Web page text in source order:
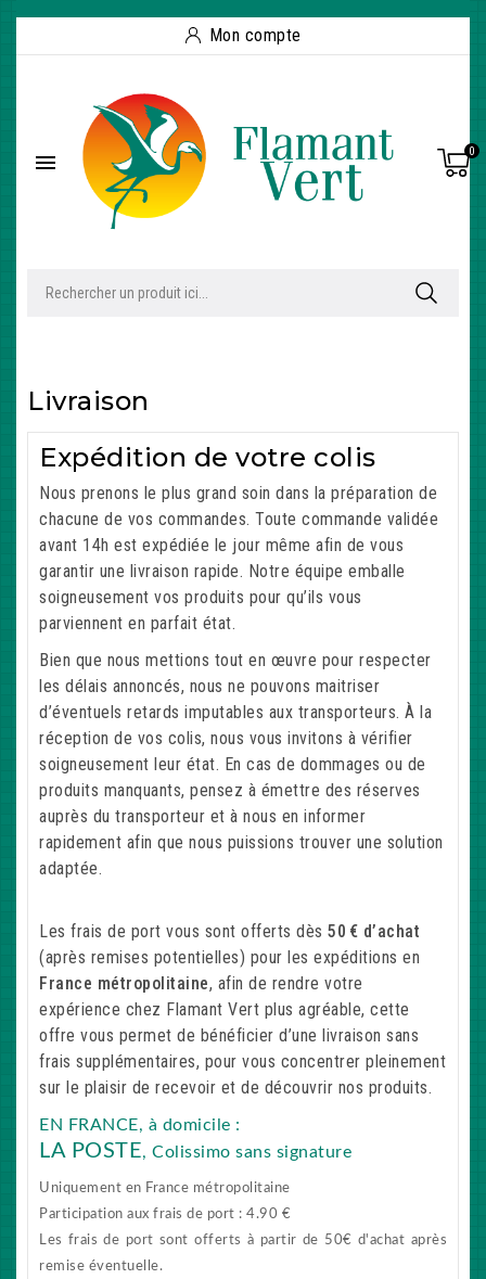
Mon compte
 0
Livraison
Expédition de votre colis
Nous prenons le plus grand soin dans la préparation de
chacune de vos commandes. Toute commande validée
avant 14h est expédiée le jour même afin de vous
garantir une livraison rapide. Notre équipe emballe
soigneusement vos produits pour qu’ils vous
parviennent en parfait état.
Bien que nous mettions tout en œuvre pour respecter
les délais annoncés, nous ne pouvons maitriser
d’éventuels retards imputables aux transporteurs. À la
réception de vos colis, nous vous invitons à vérifier
soigneusement leur état. En cas de dommages ou de
produits manquants, pensez à émettre des réserves
auprès du transporteur et à nous en informer
rapidement afin que nous puissions trouver une solution
adaptée.
Les frais de port vous sont offerts dès 50 € d’achat
(après remises potentielles) pour les expéditions en
France métropolitaine, afin de rendre votre
expérience chez Flamant Vert plus agréable, cette
offre vous permet de bénéficier d’une livraison sans
frais supplémentaires, pour vous concentrer pleinement
sur le plaisir de recevoir et de découvrir nos produits.
EN FRANCE, à domicile :
LA POSTE, Colissimo sans signature
Uniquement en France métropolitaine
Participation aux frais de port : 4.90 €
Les frais de port sont offerts à partir de 50€ d'achat après
remise éventuelle.